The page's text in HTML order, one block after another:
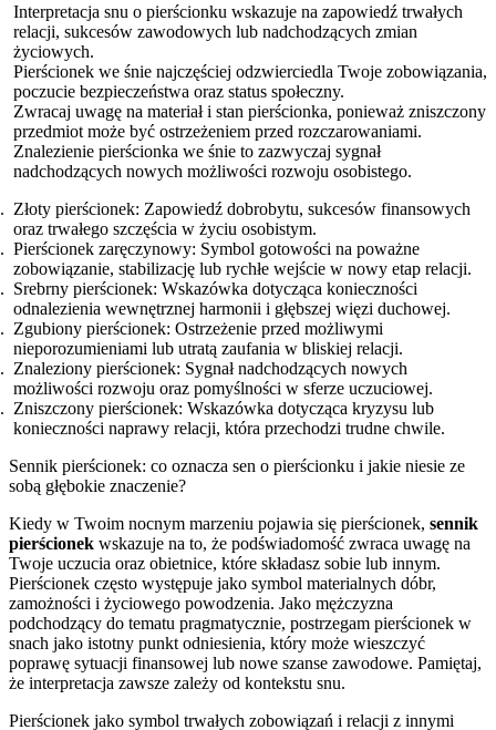
Interpretacja snu o pierścionku wskazuje na zapowiedź trwałych
relacji, sukcesów zawodowych lub nadchodzących zmian
życiowych.
Pierścionek we śnie najczęściej odzwierciedla Twoje zobowiązania,
poczucie bezpieczeństwa oraz status społeczny.
Zwracaj uwagę na materiał i stan pierścionka, ponieważ zniszczony
przedmiot może być ostrzeżeniem przed rozczarowaniami.
Znalezienie pierścionka we śnie to zazwyczaj sygnał
nadchodzących nowych możliwości rozwoju osobistego.
Złoty pierścionek: Zapowiedź dobrobytu, sukcesów finansowych
oraz trwałego szczęścia w życiu osobistym.
Pierścionek zaręczynowy: Symbol gotowości na poważne
zobowiązanie, stabilizację lub rychłe wejście w nowy etap relacji.
Srebrny pierścionek: Wskazówka dotycząca konieczności
odnalezienia wewnętrznej harmonii i głębszej więzi duchowej.
Zgubiony pierścionek: Ostrzeżenie przed możliwymi
nieporozumieniami lub utratą zaufania w bliskiej relacji.
Znaleziony pierścionek: Sygnał nadchodzących nowych
możliwości rozwoju oraz pomyślności w sferze uczuciowej.
Zniszczony pierścionek: Wskazówka dotycząca kryzysu lub
konieczności naprawy relacji, która przechodzi trudne chwile.
Sennik pierścionek: co oznacza sen o pierścionku i jakie niesie ze
sobą głębokie znaczenie?
Kiedy w Twoim nocnym marzeniu pojawia się pierścionek, sennik
pierścionek wskazuje na to, że podświadomość zwraca uwagę na
Twoje uczucia oraz obietnice, które składasz sobie lub innym.
Pierścionek często występuje jako symbol materialnych dóbr,
zamożności i życiowego powodzenia. Jako mężczyzna
podchodzący do tematu pragmatycznie, postrzegam pierścionek w
snach jako istotny punkt odniesienia, który może wieszczyć
poprawę sytuacji finansowej lub nowe szanse zawodowe. Pamiętaj,
że interpretacja zawsze zależy od kontekstu snu.
Pierścionek jako symbol trwałych zobowiązań i relacji z innymi